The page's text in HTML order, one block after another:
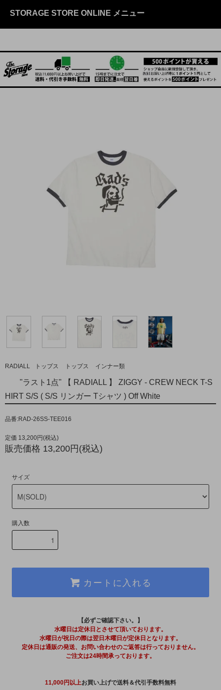
STORAGE STORE ONLINE メニュー
RADIALL トップス トップス インナー類
"ラスト1点" 【 RADIALL 】 ZIGGY - CREW NECK T-S
HIRT S/S ( S/S リンガー Tシャツ ) Off White
品番:RAD-26SS-TEE016
定価 13,200円(税込)
販売価格 13,200円(税込)
サイズ
購入数
カートに入れる
【必ずご確認下さい。】
水曜日は定休日とさせて頂いております。
水曜日が祝日の際は翌日木曜日が定休日となります。
定休日は通販の発送、お問い合わせのご返答は行っておりません。
ご注文は24時間承っております。
11,000円以上お買い上げで送料＆代引手数料無料